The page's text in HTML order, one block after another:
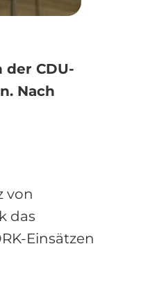
CDU-
Nach
von
das
Einsätzen